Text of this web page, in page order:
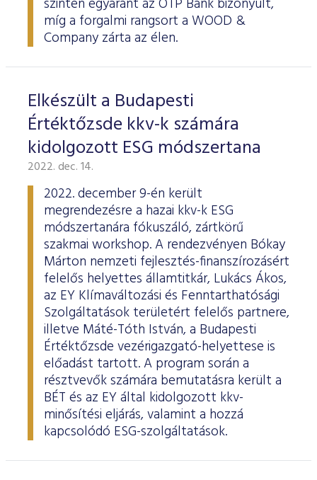
ESG Útmutató
szinten egyaránt az OTP Bank bizonyult,
míg a forgalmi rangsort a WOOD &
Company zárta az élen.
Elkészült a Budapesti
Értéktőzsde kkv-k számára
kidolgozott ESG módszertana
2022. dec. 14.
2022. december 9-én került
megrendezésre a hazai kkv-k ESG
módszertanára fókuszáló, zártkörű
szakmai workshop. A rendezvényen Bókay
Márton nemzeti fejlesztés-finanszírozásért
felelős helyettes államtitkár, Lukács Ákos,
az EY Klímaváltozási és Fenntarthatósági
Szolgáltatások területért felelős partnere,
illetve Máté-Tóth István, a Budapesti
Értéktőzsde vezérigazgató-helyettese is
előadást tartott. A program során a
résztvevők számára bemutatásra került a
BÉT és az EY által kidolgozott kkv-
minősítési eljárás, valamint a hozzá
kapcsolódó ESG-szolgáltatások.